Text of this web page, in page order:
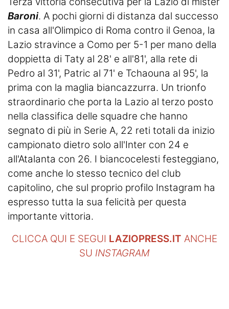
Baroni. A pochi giorni di distanza dal successo
in casa all'Olimpico di Roma contro il Genoa, la
Lazio stravince a Como per 5-1 per mano della
doppietta di Taty al 28' e all'81', alla rete di
Pedro al 31', Patric al 71' e Tchaouna al 95', la
prima con la maglia biancazzurra. Un trionfo
straordinario che porta la Lazio al terzo posto
nella classifica delle squadre che hanno
segnato di più in Serie A, 22 reti totali da inizio
campionato dietro solo all'Inter con 24 e
all'Atalanta con 26. I biancocelesti festeggiano,
come anche lo stesso tecnico del club
capitolino, che sul proprio profilo Instagram ha
espresso tutta la sua felicità per questa
importante vittoria.
CLICCA QUI E SEGUI LAZIOPRESS.IT ANCHE
SU INSTAGRAM